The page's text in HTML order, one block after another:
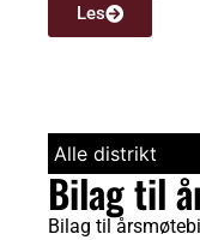
Les
Alle distrikt
Bilag til
Bilag til